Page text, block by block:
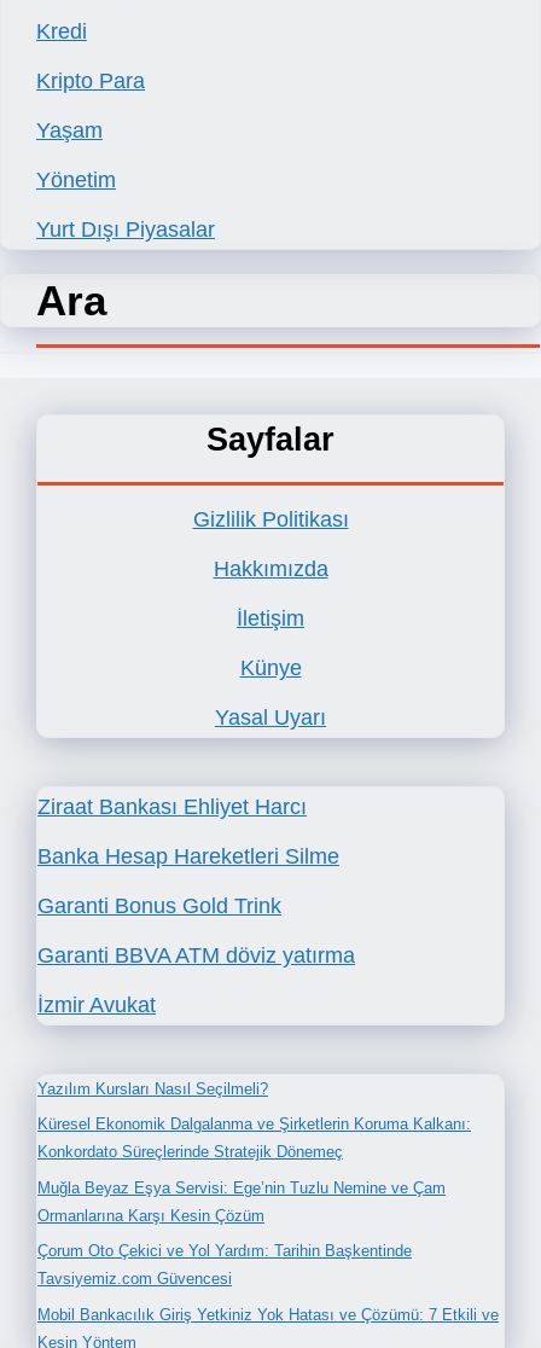
Kredi
Kripto Para
Yaşam
Yönetim
Yurt Dışı Piyasalar
Ara
Sayfalar
Gizlilik Politikası
Hakkımızda
İletişim
Künye
Yasal Uyarı
Ziraat Bankası Ehliyet Harcı
Banka Hesap Hareketleri Silme
Garanti Bonus Gold Trink
Garanti BBVA ATM döviz yatırma
İzmir Avukat
Yazılım Kursları Nasıl Seçilmeli?
Küresel Ekonomik Dalgalanma ve Şirketlerin Koruma Kalkanı:
Konkordato Süreçlerinde Stratejik Dönemeç
Muğla Beyaz Eşya Servisi: Ege’nin Tuzlu Nemine ve Çam
Ormanlarına Karşı Kesin Çözüm
Çorum Oto Çekici ve Yol Yardım: Tarihin Başkentinde
Tavsiyemiz.com Güvencesi
Mobil Bankacılık Giriş Yetkiniz Yok Hatası ve Çözümü: 7 Etkili ve
Kesin Yöntem